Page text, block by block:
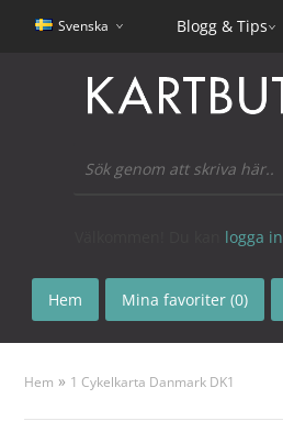
Svenska Blogg & Tips
logga in
Hem Mina favoriter (0)
Hem » 1 Cykelkarta Danmark DK1